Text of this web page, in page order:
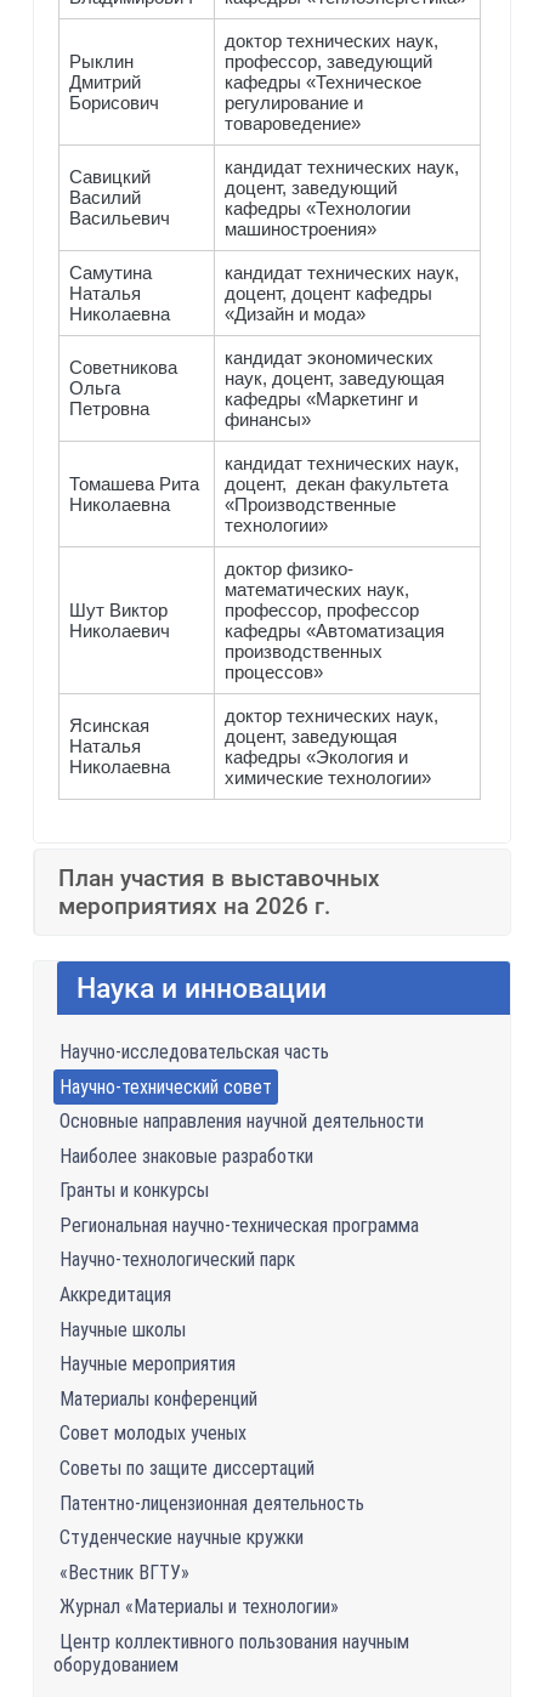
Рыклин
Дмитрий
Борисович
доктор технических наук,
профессор, заведующий
кафедры «Техническое
регулирование и
товароведение»
Савицкий
Василий
Васильевич
кандидат технических наук,
доцент, заведующий
кафедры «Технологии
машиностроения»
Самутина
Наталья
Николаевна
кандидат технических наук,
доцент, доцент кафедры
«Дизайн и мода»
Советникова
Ольга
Петровна
кандидат экономических
наук, доцент, заведующая
кафедры «Маркетинг и
финансы»
Томашева Рита
Николаевна
кандидат технических наук,
доцент, декан факультета
«Производственные
технологии»
Шут Виктор
Николаевич
доктор физико-
математических наук,
профессор, профессор
кафедры «Автоматизация
производственных
процессов»
Ясинская
Наталья
Николаевна
доктор технических наук,
доцент, заведующая
кафедры «Экология и
химические технологии»
План участия в выставочных
мероприятиях на 2026 г.
Наука и инновации
Научно-исследовательская часть
Научно-технический совет
Основные направления научной деятельности
Наиболее знаковые разработки
Гранты и конкурсы
Региональная научно-техническая программа
Научно-технологический парк
Аккредитация
Научные школы
Научные мероприятия
Материалы конференций
Совет молодых ученых
Советы по защите диссертаций
Патентно-лицензионная деятельность
Студенческие научные кружки
«Вестник ВГТУ»
Журнал «Материалы и технологии»
Центр коллективного пользования научным
оборудованием